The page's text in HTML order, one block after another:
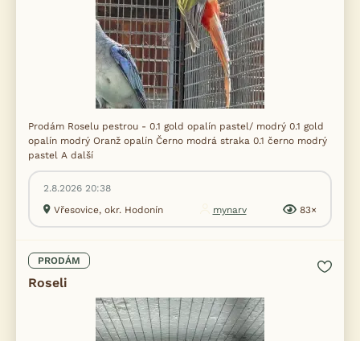
Prodám Roselu pestrou - 0.1 gold opalín pastel/ modrý 0.1 gold
opalín modrý Oranž opalín Černo modrá straka 0.1 černo modrý
pastel A další
2.8.2026 20:38
Vřesovice, okr. Hodonín
mynarv 83×
PRODÁM
Roseli